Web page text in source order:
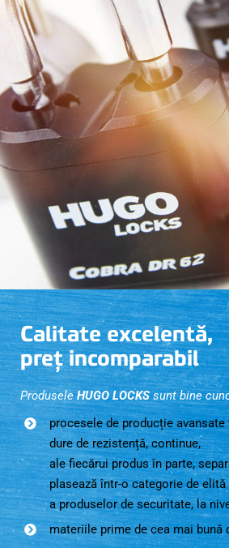
Calitate excelentă,
preț incomparabil
ProduseleHUGO LOCKSsunt bine
procesele de producție
dure de rezistență, continue,
ale fiecărui produs în parte,
plasează într-o categorie de elită
a produselor de securitate, la
materiile prime de cea mai bună